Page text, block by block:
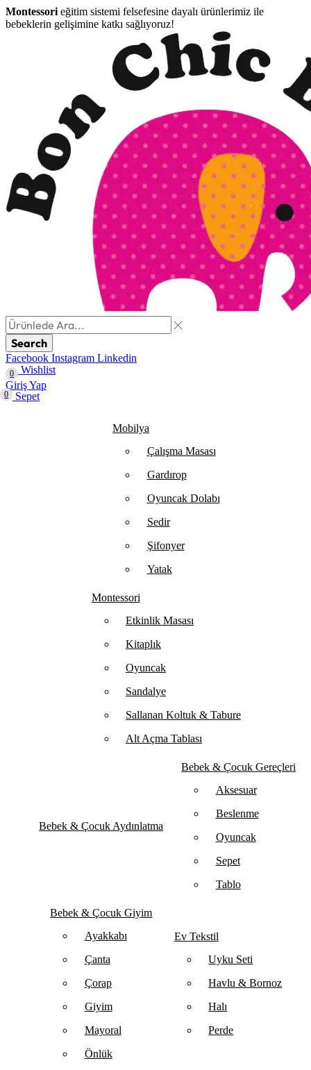
Montessori eğitim sistemi felsefesine dayalı ürünlerimiz ile
bebeklerin gelişimine katkı sağlıyoruz!
Search
Facebook Instagram Linkedin
0
Wishlist
Giriş Yap
0 Sepet
Mobilya
Çalışma Masası
Gardırop
⁠Oyuncak Dolabı
Sedir
Şifonyer
Yatak
Montessori
Etkinlik Masası
Kitaplık
Oyuncak
Sandalye
Sallanan Koltuk & Tabure
Alt Açma Tablası
Bebek & Çocuk Aydınlatma
Bebek & Çocuk Gereçleri
Aksesuar
Beslenme
Oyuncak
Sepet
Tablo
Bebek & Çocuk Giyim
Ayakkabı
Çanta
Çorap
Giyim
Mayoral
Önlük
Ev Tekstil
Uyku Seti
Havlu & Bornoz
Halı
Perde